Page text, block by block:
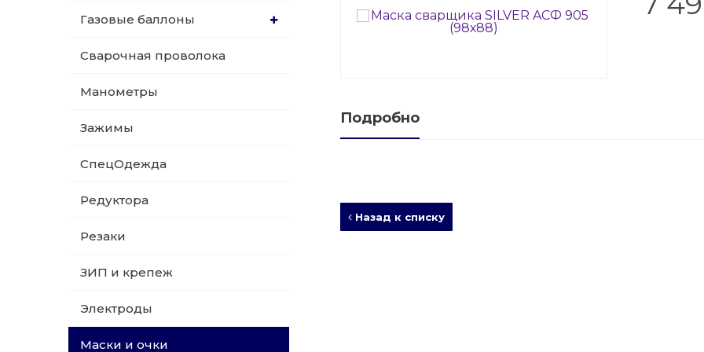
Углекислотные баллоны
015 Резаки
009 ЗИП и крепеж
018 Электроды
Газовые баллоны
Сварочная проволока
Манометры
Зажимы
СпецОдежда
Редуктора
Резаки
ЗИП и крепеж
Электроды
Маски и очки
Подробно
Назад к списку